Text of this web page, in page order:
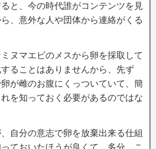
と、今の時代誰がコンテンツを見
、意外な人や団体から連絡がくる
ヌマエビのメスから卵を採取して
ることはありませんから、先ず
が雌のお腹にくっついていて、簡
を知っておく必要があるのではな
自分の意志で卵を放棄出来る仕組
ておいたほうが良くて、多分、こ